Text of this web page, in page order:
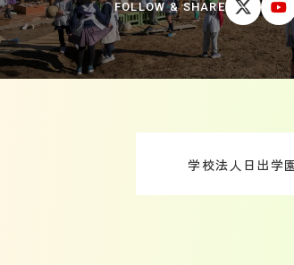
FOLLOW & SHARE
学校法人日出学